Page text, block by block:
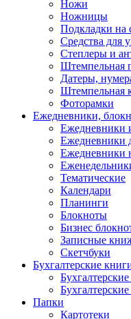
Ножи
Ножницы
Подкладки на
Средства для
Степлеры и
Штемпельная
Датеры,
Штемпельная
Фоторамки
Ежедневники,
Ежедневники
Ежедневники
Ежедневники
Тематические
Календари
Планинги
Блокноты
Бизнес
Записные
Скетчбуки
Бухгалтерские
Папки
Картотеки